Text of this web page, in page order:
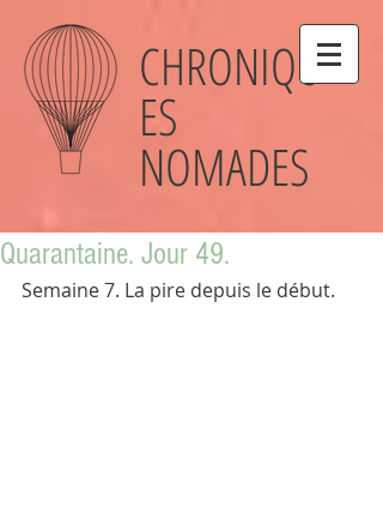
CHRONIQU
ES
NOMADES
Quarantaine. Jour 49.
Semaine 7. La pire depuis le début.